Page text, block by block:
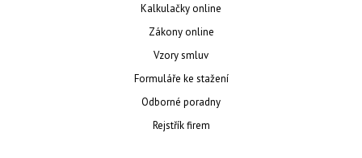
Kalkulačky online
Zákony online
Vzory smluv
Formuláře ke stažení
Odborné poradny
Rejstřík firem